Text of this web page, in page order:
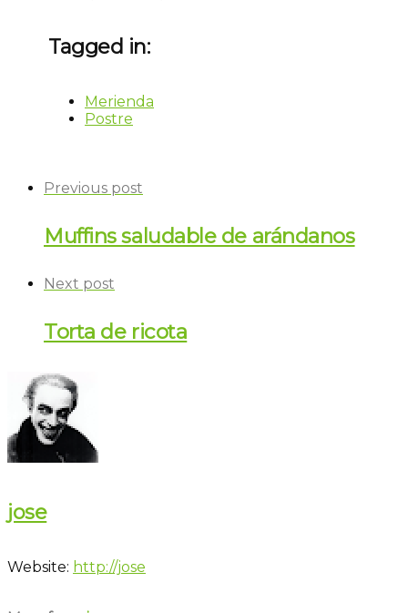
Tagged in:
Merienda
Postre
Previous post
Muffins saludable de arándanos
Next post
Torta de ricota
jose
Website: http://jose